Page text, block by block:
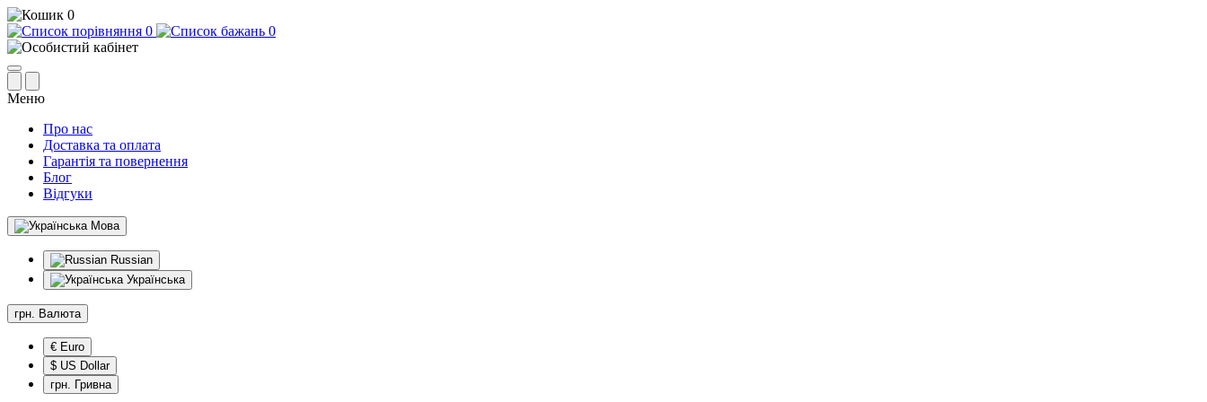
0
0
0
Меню
Про нас
Доставка та оплата
Гарантія та повернення
Блог
Відгуки
Мова
Russian
Українська
грн. Валюта
€ Euro
$ US Dollar
грн. Гривна